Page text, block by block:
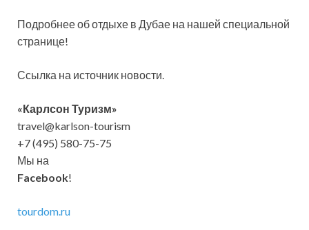
Подробнее об отдыхе в Дубае на нашей специальной
странице!
Ссылка на источник новости.
«Карлсон Туризм»
travel@karlson-tourism
+7 (495) 580-75-75
Мы на
Facebook!
tourdom.ru